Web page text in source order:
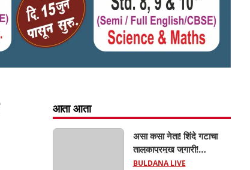
आता आता
असा कसा नेता! शिंदे गटाचा
तालुकाप्रमुख जुगारी!
खामगावात तालुकाप्रमुखांच्या
BULDANA LIVE